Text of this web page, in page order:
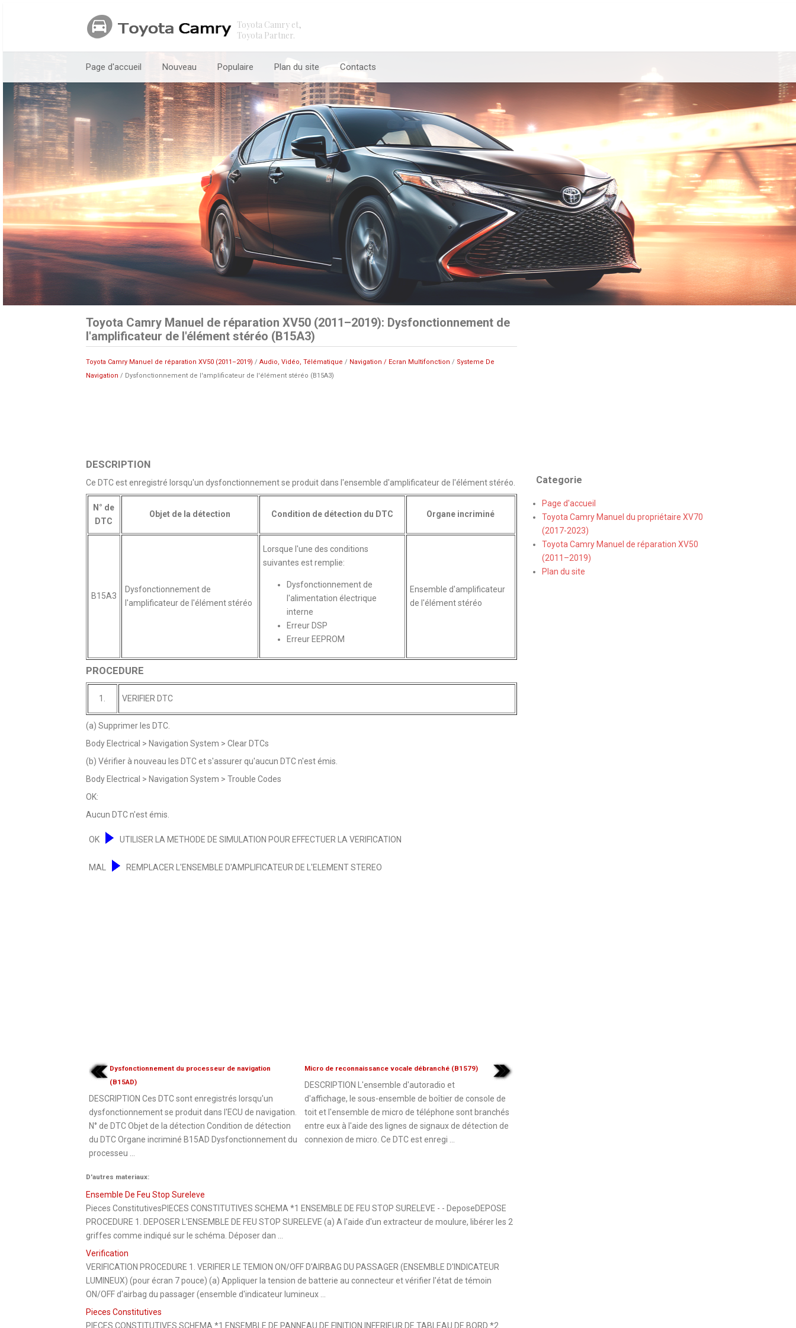
Toyota Camry et,
Toyota Partner.
Page d'accueil Nouveau Populaire Plan du site Contacts
Toyota Camry Manuel de réparation XV50 (2011–2019): Dysfonctionnement de
l'amplificateur de l'élément stéréo (B15A3)
Toyota Camry Manuel de réparation XV50 (2011–2019) / Audio, Vidéo, Télématique / Navigation / Ecran Multifonction / Systeme De
Navigation / Dysfonctionnement de l'amplificateur de l'élément stéréo (B15A3)
DESCRIPTION
Ce DTC est enregistré lorsqu'un dysfonctionnement se produit dans l'ensemble d'amplificateur de l'élément stéréo.
N° de
DTC
Objet de la détection Condition de détection du DTC Organe incriminé
B15A3
Dysfonctionnement de
l'amplificateur de l'élément stéréo
Lorsque l'une des conditions
suivantes est remplie:
Dysfonctionnement de
l'alimentation électrique
interne
Erreur DSP
Erreur EEPROM
Ensemble d'amplificateur
de l'élément stéréo
PROCEDURE
1. VERIFIER DTC
(a) Supprimer les DTC.
Body Electrical > Navigation System > Clear DTCs
(b) Vérifier à nouveau les DTC et s'assurer qu'aucun DTC n'est émis.
Body Electrical > Navigation System > Trouble Codes
OK:
Aucun DTC n'est émis.
OK UTILISER LA METHODE DE SIMULATION POUR EFFECTUER LA VERIFICATION
MAL REMPLACER L'ENSEMBLE D'AMPLIFICATEUR DE L'ELEMENT STEREO
Dysfonctionnement du processeur de navigation
(B15AD)
DESCRIPTION Ces DTC sont enregistrés lorsqu'un
dysfonctionnement se produit dans l'ECU de navigation.
N° de DTC Objet de la détection Condition de détection
du DTC Organe incriminé B15AD Dysfonctionnement du
processeu ...
Micro de reconnaissance vocale débranché (B1579)
DESCRIPTION L'ensemble d'autoradio et
d'affichage, le sous-ensemble de boîtier de console de
toit et l'ensemble de micro de téléphone sont branchés
entre eux à l'aide des lignes de signaux de détection de
connexion de micro. Ce DTC est enregi ...
D'autres materiaux:
Ensemble De Feu Stop Sureleve
Pieces ConstitutivesPIECES CONSTITUTIVES SCHEMA *1 ENSEMBLE DE FEU STOP SURELEVE - - DeposeDEPOSE
PROCEDURE 1. DEPOSER L'ENSEMBLE DE FEU STOP SURELEVE (a) A l'aide d'un extracteur de moulure, libérer les 2
griffes comme indiqué sur le schéma. Déposer dan ...
Verification
VERIFICATION PROCEDURE 1. VERIFIER LE TEMION ON/OFF D'AIRBAG DU PASSAGER (ENSEMBLE D'INDICATEUR
LUMINEUX) (pour écran 7 pouce) (a) Appliquer la tension de batterie au connecteur et vérifier l'état de témoin
ON/OFF d'airbag du passager (ensemble d'indicateur lumineux ...
Pieces Constitutives
PIECES CONSTITUTIVES SCHEMA *1 ENSEMBLE DE PANNEAU DE FINITION INFERIEUR DE TABLEAU DE BORD *2
Categorie
Page d'accueil
Toyota Camry Manuel du propriétaire XV70
(2017-2023)
Toyota Camry Manuel de réparation XV50
(2011–2019)
Plan du site